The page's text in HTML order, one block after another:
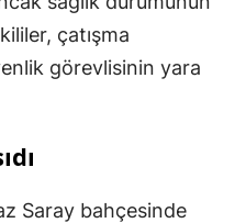
çatışma
görevlisinin yara
Saray bahçesinde